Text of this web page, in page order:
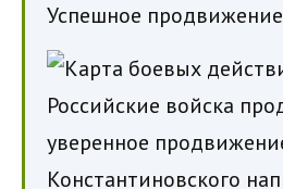
Успешное продвижение